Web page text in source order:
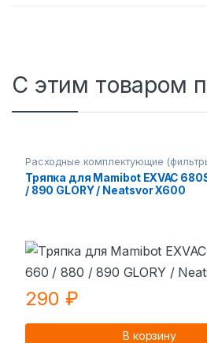
С этим товаром
Расходные комплектующие
тряпки) Mamibot
Тряпка для Mamibot EXVAC
/ 890 GLORY / Neatsvor X600
290 ₽
В корзину